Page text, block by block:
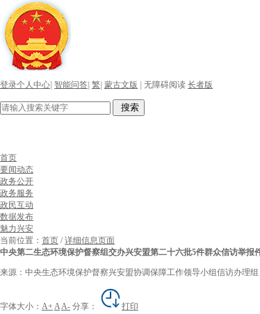
登录个人中心 智能问答 繁 蒙古文版 无障碍阅读 长者版
搜索
首页
要闻动态
政务公开
政务服务
政民互动
数据发布
魅力兴安
当前位置： 首页 /详细信息页面
中央第二生态环境保护督察组交办兴安盟第二十六批5件群众信访举报
来源：中央生态环境保护督察兴安盟协调保障工作领导小组信访办理组
字体大小： A+ AA- 分享： 打印